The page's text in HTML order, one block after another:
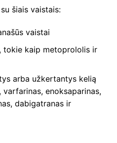
šiais vaistais:
vaistai
tokie kaip metoprololis ir
arba užkertantys kelią
enoksaparinas,
dabigatranas ir